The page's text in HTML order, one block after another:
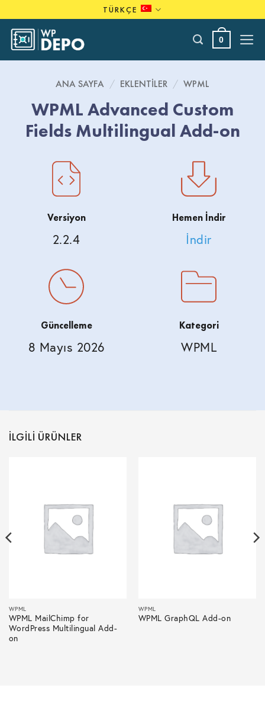
to
content
TÜRKÇE
0
ANA SAYFA / EKLENTILER / WPML
WPML Advanced Custom
Fields Multilingual Add-on
Versiyon
2.2.4
Hemen İndir
İndir
Güncelleme
8 Mayıs 2026
Kategori
WPML
İLGILI ÜRÜNLER
WPML
WPML MailChimp for
WordPress Multilingual Add-
on
WPML
WPML GraphQL Add-on